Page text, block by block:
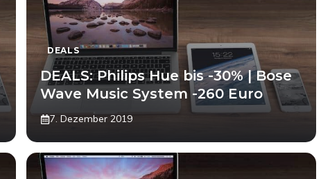
DEALS
DEALS: Philips Hue bis -30% | Bose
Wave Music System -260 Euro
7. Dezember 2019